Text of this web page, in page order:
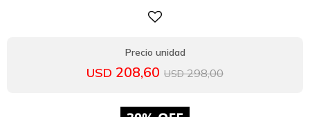
USD 208,60 USD 298,00